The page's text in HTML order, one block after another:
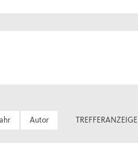
Autor TREFFERANZEIGE